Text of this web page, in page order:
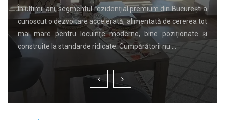
În ultimii ani, segmentul rezidențial premium din București a
cunoscut o dezvoltare accelerată, alimentată de cererea tot
mai mare pentru locuințe moderne, bine poziționate și
construite la standarde ridicate. Cumpărătorii nu …